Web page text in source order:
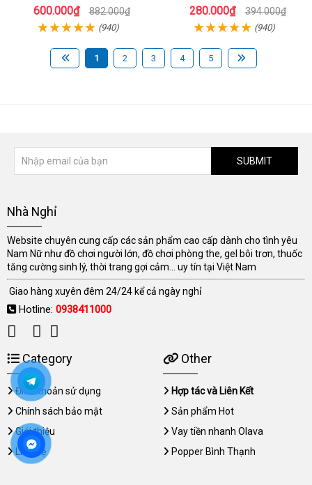
600.000₫ 882.000₫
(940)
Cảm
280.000₫ 394.000₫
(940)
1 2 3 4 5
SUBMIT
Nhà Nghỉ
Website chuyên cung cấp các sản phẩm cao cấp dành cho tình yêu
Nam Nữ như đồ chơi người lớn, đồ chơi phòng the, gel bôi trơn, thuốc
tăng cường sinh lý, thời trang gợi cảm... uy tín tại Việt Nam
Giao hàng xuyên đêm 24/24 kể cả ngày nghỉ
Hotline: 0938411000
Category
Điều khoản sử dụng
Chính sách bảo mật
Giới thiệu
Liên hệ
Other
Hợp tác và Liên Kết
Sản phẩm Hot
Vay tiền nhanh Olava
Popper Bình Thạnh